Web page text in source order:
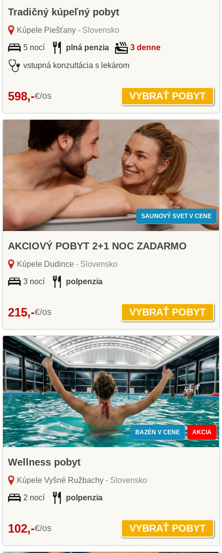
Tradičný kúpeľný pobyt
Kúpele Piešťany- Slovensko
5 nocí plná penzia 3 denne
vstupná konzultácia s lekárom
598,-€/os
SAUNOVÝ SVET V CENE
AKCIOVÝ POBYT 2+1 NOC ZADARMO
Kúpele Dudince- Slovensko
3 nocí polpenzia
215,-€/os
BAZÉN V CENE AKCIA
Wellness pobyt
Kúpele Vyšné Ružbachy- Slovensko
2 nocí polpenzia
102,-€/os